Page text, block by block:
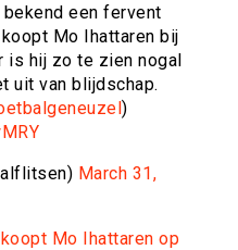
een fervent
Mo Ihattaren bij
is hij zo te zien nogal
uit van blijdschap.
)
March 31,
Mo Ihattaren op